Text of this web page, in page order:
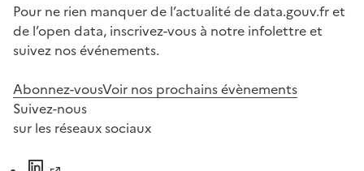
Pour ne rien manquer de l’actualité de data.gouv.fr et
de l’open data, inscrivez-vous à notre infolettre et
suivez nos événements.
Abonnez-vousVoir nos prochains évènements
Suivez-nous
sur les réseaux sociaux